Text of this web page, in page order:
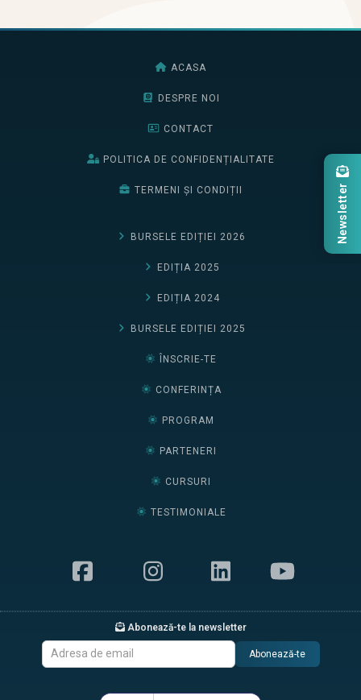
ACASA
DESPRE NOI
CONTACT
POLITICA DE CONFIDENȚIALITATE
TERMENI ȘI CONDIȚII
BURSELE EDIȚIEI 2026
EDIȚIA 2025
EDIȚIA 2024
BURSELE EDIȚIEI 2025
ÎNSCRIE-TE
CONFERINȚA
PROGRAM
PARTENERI
CURSURI
TESTIMONIALE
Abonează-te la newsletter
Abonează-te
Newsletter